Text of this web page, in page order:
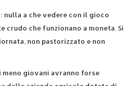
: nulla a che vedere con il gioco
che funzionano a moneta. Si
non pastorizzato e non
giovani avranno forse